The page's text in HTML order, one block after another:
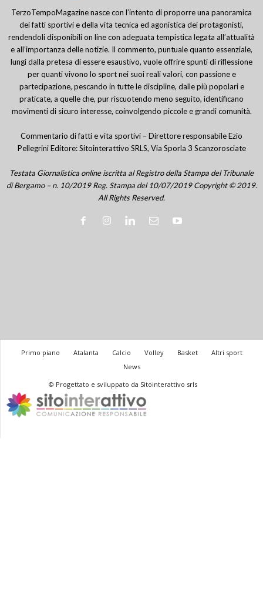
TerzoTempoMagazine nasce con l’intento di proporre una panoramica
dei fatti sportivi e della vita tecnica ed agonistica dei protagonisti,
rendendoli disponibili on line con adeguata tempistica legata all’attualità
e all’importanza delle notizie. Il commento, puntuale quanto essenziale,
lungi dalla pretesa di essere esaustivo, vuole offrire spunti di riflessione
per quanti vivono lo sport nei suoi reali valori, con passione e
partecipazione, pescando in tutte le discipline, dalle più popolari e
praticate, a quelle che, pur riscuotendo meno seguito, identificano
movimenti di sicuro interesse, coinvolgendo piccole e grandi comunità.
Commentario di fatti e vita sportivi – Direttore responsabile Ezio
Pellegrini Editore: Sitointerattivo SRLS, Via Sporla 3 Scanzorosciate
Testata Giornalistica online iscritta al Registro della Stampa del Tribunale
di Bergamo – n. 10/2019 Reg. Stampa del 10/07/2019 Copyright © 2019.
All Rights Reserved.
Primo piano Atalanta Calcio Volley Basket
Altri sport
News
© Progettato e sviluppato da Sitointerattivo srls